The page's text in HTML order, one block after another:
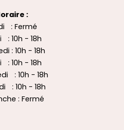
:
: Fermé
: 10h - 18h
: 10h - 18h
: 10h - 18h
: 10h - 18h
: 10h - 18h
: Fermé